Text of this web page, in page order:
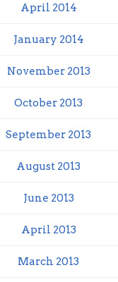
April 2014
January 2014
November 2013
October 2013
September 2013
August 2013
June 2013
April 2013
March 2013